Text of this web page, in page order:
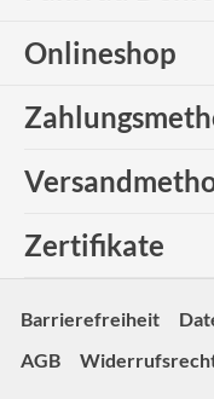
Onlineshop
Zertifikate
Barrierefreiheit
AGB